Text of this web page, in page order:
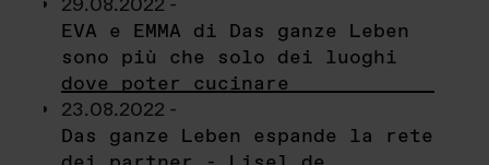
EVA e EMMA di Das ganze Leben
sono più che solo dei luoghi
dove poter cucinare
23.08.2022 -
Das ganze Leben espande la rete